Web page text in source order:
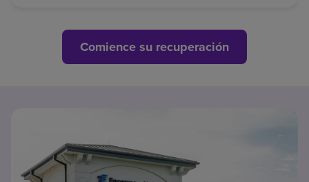
Comience su recuperación